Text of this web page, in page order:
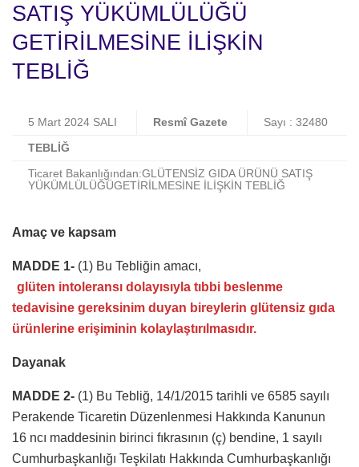
SATIŞ YÜKÜMLÜLÜĞÜ
GETİRİLMESİNE İLİŞKİN
TEBLİĞ
5 Mart 2024 SALI Resmî Gazete Sayı : 32480
TEBLİĞ
Ticaret Bakanlığından:GLÜTENSİZ GIDA ÜRÜNÜ SATIŞ
YÜKÜMLÜLÜĞÜGETİRİLMESİNE İLİŞKİN TEBLİĞ
Amaç ve kapsam
MADDE 1- (1) Bu Tebliğin amacı,
glüten intoleransı dolayısıyla tıbbi beslenme
tedavisine gereksinim duyan bireylerin glütensiz gıda
ürünlerine erişiminin kolaylaştırılmasıdır.
Dayanak
MADDE 2- (1) Bu Tebliğ, 14/1/2015 tarihli ve 6585 sayılı
Perakende Ticaretin Düzenlenmesi Hakkında Kanunun
16 ncı maddesinin birinci fıkrasının (ç) bendine, 1 sayılı
Cumhurbaşkanlığı Teşkilatı Hakkında Cumhurbaşkanlığı